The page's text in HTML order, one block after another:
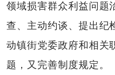
领域损害群众利益问题
查、主动约谈、提出纪
动镇街党委政府和相关
题，又完善制度规定。